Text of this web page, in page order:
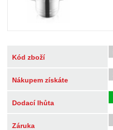
Kód zboží
Nákupem získáte
Dodací lhůta
Záruka